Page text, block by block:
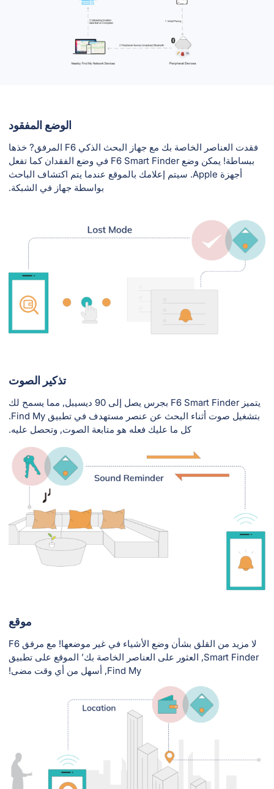
الوضع المفقود
فقدت العناصر الخاصة بك مع جهاز البحث الذكي F6 المرفق? خذها
ببساطة! يمكن وضع F6 Smart Finder في وضع الفقدان كما تفعل
أجهزة Apple. سيتم إعلامك بالموقع عندما يتم اكتشاف الباحث
بواسطة جهاز في الشبكة.
تذكير الصوت
يتميز F6 Smart Finder بجرس يصل إلى 90 ديسيبل, مما يسمح لك
بتشغيل صوت أثناء البحث عن عنصر مستهدف في تطبيق Find My.
كل ما عليك فعله هو متابعة الصوت, وتحصل عليه.
موقع
لا مزيد من القلق بشأن وضع الأشياء في غير موضعها! مع مرفق F6
Smart Finder, العثور على العناصر الخاصة بك’ الموقع على تطبيق
Find My, أسهل من أي وقت مضى!